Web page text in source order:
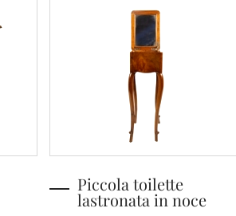
Piccola toilette
lastronata in noce